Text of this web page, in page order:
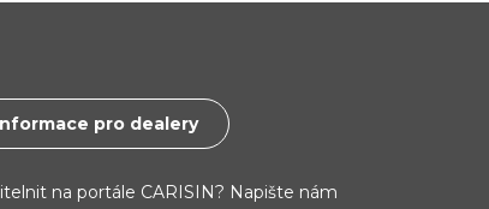
pro dealery
na portále CARISIN? Napište nám